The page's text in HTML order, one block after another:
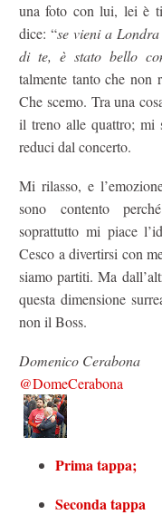
una foto con lui, lei è
dice: “se vieni a
di te, è stato bello
talmente tanto che non
Che scemo. Tra una
il treno alle quattro; mi
reduci dal concerto.
Mi rilasso, e
sono contento
soprattutto mi piace
Cesco a divertirsi con
siamo partiti. Ma
questa dimensione
non il Boss.
Domenico Cerabona
@DomeCerabona
Prima tappa;
Seconda tappa